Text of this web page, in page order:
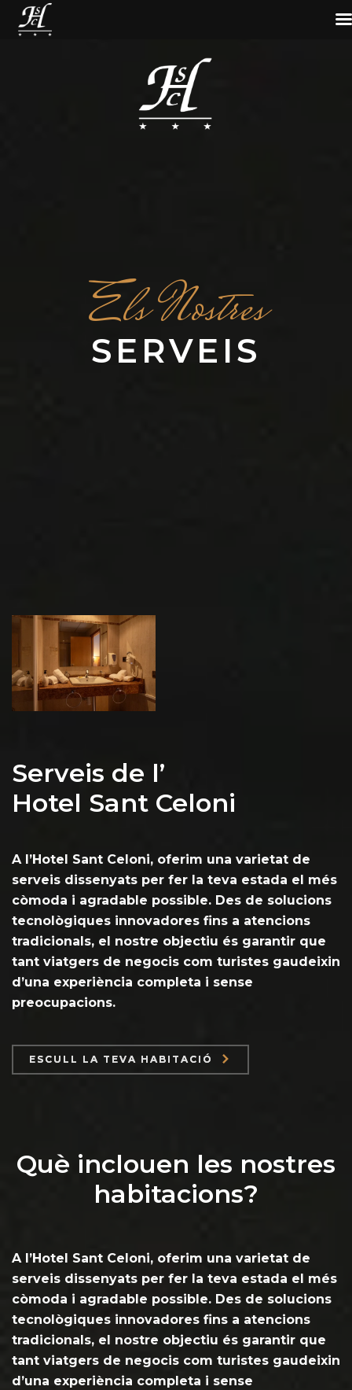
Els Nostres
SERVEIS
Serveis de l’
Hotel Sant Celoni
A l’Hotel Sant Celoni, oferim una varietat de
serveis dissenyats per fer la teva estada el més
còmoda i agradable possible. Des de solucions
tecnològiques innovadores fins a atencions
tradicionals, el nostre objectiu és garantir que
tant viatgers de negocis com turistes gaudeixin
d’una experiència completa i sense
preocupacions.
ESCULL LA TEVA HABITACIÓ
Què inclouen les nostres
habitacions?
A l’Hotel Sant Celoni, oferim una varietat de
serveis dissenyats per fer la teva estada el més
còmoda i agradable possible. Des de solucions
tecnològiques innovadores fins a atencions
tradicionals, el nostre objectiu és garantir que
tant viatgers de negocis com turistes gaudeixin
d’una experiència completa i sense